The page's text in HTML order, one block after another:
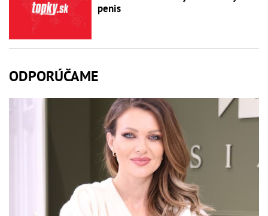
penis
ODPORÚČAME